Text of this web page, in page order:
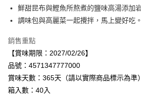
悠遊付
全盈+PAY
AFTEE先享後付
相關說明
【關於「AFTEE先享後付」】
鮮甜昆布與鰹魚所熬煮的鹽味高湯添加
調味包與高麗菜一起攪拌，馬上變好吃。
銷售重點
【賞味期限：2027/02/26】
品號：4571347777000
賞味天數：365天（請以實際商品標示為準）
箱入數：40入